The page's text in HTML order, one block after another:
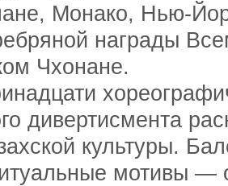
Монако, Нью-
награды
Чхонане.
дивертисмента
культуры.
мотивы —